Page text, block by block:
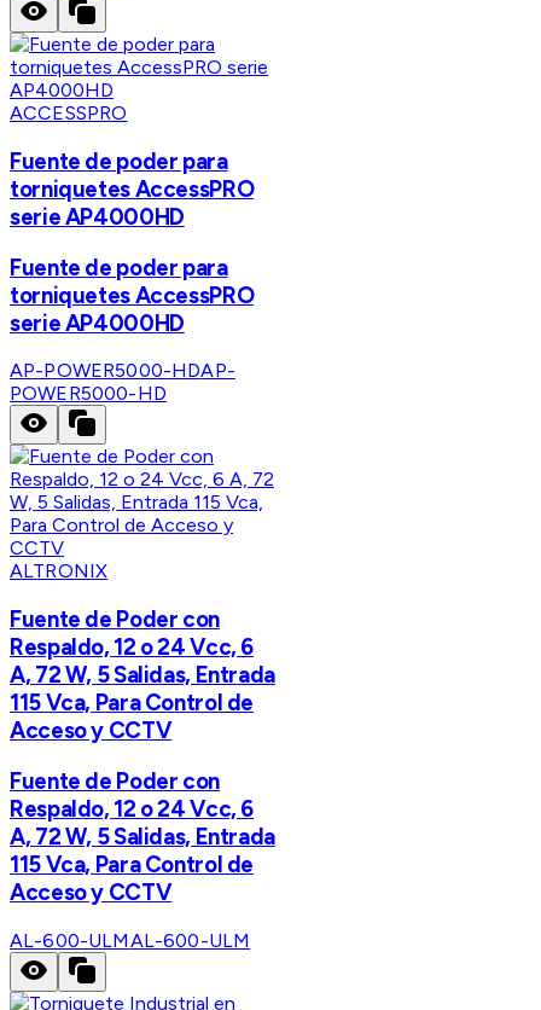
ACCESSPRO
Fuente de poder para
torniquetes AccessPRO
serie AP4000HD
Fuente de poder para
torniquetes AccessPRO
serie AP4000HD
AP-POWER5000-HDAP-
POWER5000-HD
ALTRONIX
Fuente de Poder con
Respaldo, 12 o 24 Vcc, 6
A, 72 W, 5 Salidas, Entrada
115 Vca, Para Control de
Acceso y CCTV
Fuente de Poder con
Respaldo, 12 o 24 Vcc, 6
A, 72 W, 5 Salidas, Entrada
115 Vca, Para Control de
Acceso y CCTV
AL-600-ULMAL-600-ULM